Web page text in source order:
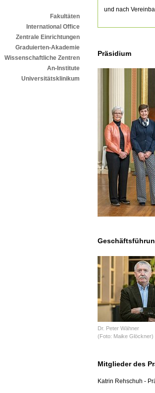
Fakultäten
International Office
Zentrale Einrichtungen
Graduierten-Akademie
Wissenschaftliche Zentren
An-Institute
Universitätsklinikum
und nach
Präsidium
Dr. Peter Wähner
(Foto: Maike Glöckner)
Mitglieder des
Katrin Rehschuh -